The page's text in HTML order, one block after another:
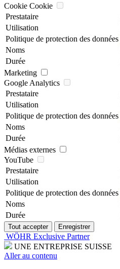
Cookie Cookie
Prestataire
Utilisation
Politique de protection des données
Noms
Durée
Marketing
Google Analytics
Prestataire
Utilisation
Politique de protection des données
Noms
Durée
Médias externes
YouTube
Prestataire
Utilisation
Politique de protection des données
Noms
Durée
WÖHR Exclusive Partner
UNE ENTREPRISE SUISSE
Aller au contenu